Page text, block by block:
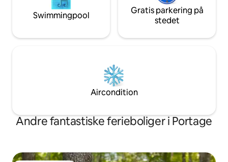
Swimmingpool
Gratis parkering på
stedet
Aircondition
Andre fantastiske ferieboliger i Portage